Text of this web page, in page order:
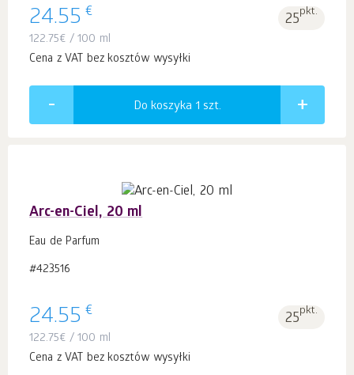
24.55 € 25pkt.
122.75€ / 100 ml
Cena z VAT bez kosztów wysyłki
Do koszyka 1 szt.
Arc-en-Ciel, 20 ml
Eau de Parfum
#423516
24.55 € 25pkt.
122.75€ / 100 ml
Cena z VAT bez kosztów wysyłki